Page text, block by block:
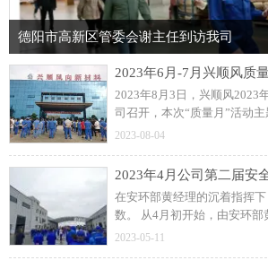
德阳市高新区管委会谢主任到访我司
2023年6月-7月兴顺风质
2023年8月3日，兴顺风2023
司召开，本次“质量月”活动主题为
行“，从6月启动到7月，历时
2023-08-04
2023年4月公司第二届安
在安环部黄经理的沉着指挥
数。 从4月初开始，由安环部黄经理牵头的安全月活动
有序开展，安全生产月动员大
2023-05-11